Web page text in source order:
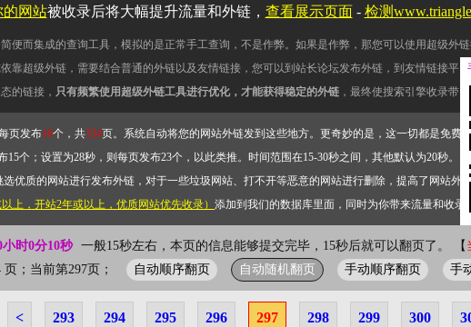
便而集成的查询工具，模拟的是正常手工查询，不是作弊。如果是作弊，那您可以使用超级外
靠超级外链，需要结合普通的外链以及友情链接，您可以到站长论坛发布外链，到友情链接平
的链接， 只有频繁使用超级外链工具进行优化，才能获得稳定的外链 ，最终使搜索引擎收录带
页发布10个，共334页。系统自动将您的网站外链发到这些地方。更奇妙的是，这一切都是免费
个；设置为28秒，则每页发布23个，以此类推。时间范围在15-30秒之间，其他默认为20秒。）
优质的网站进行发布外链，对于一些垃圾网站、打不开等恶意的网站进行删除，提高了网站外
上，开站2年或以上，优质网站优先收录） 添加到我们的数据库里面，同时为你带来流量和收录
小时0分10秒 一般15秒左右，本页的信息能够提交完毕，15秒后就可以翻页了。 【
；当前第297页；
自动顺序翻页 自动随机翻页 手动顺序翻页 手
< 293 294 295 296 297 298 299 300
的网站被收录后将大幅提升流量和外链， 查看展示页面- 检测